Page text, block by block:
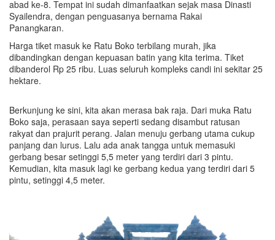
abad ke-8. Tempat ini sudah dimanfaatkan sejak masa Dinasti
Syailendra, dengan penguasanya bernama Rakai
Panangkaran.
Harga tiket masuk ke Ratu Boko terbilang murah, jika
dibandingkan dengan kepuasan batin yang kita terima. Tiket
dibanderol Rp 25 ribu. Luas seluruh kompleks candi ini sekitar 25
hektare.
Berkunjung ke sini, kita akan merasa bak raja. Dari muka Ratu
Boko saja, perasaan saya seperti sedang disambut ratusan
rakyat dan prajurit perang. Jalan menuju gerbang utama cukup
panjang dan lurus. Lalu ada anak tangga untuk memasuki
gerbang besar setinggi 5,5 meter yang terdiri dari 3 pintu.
Kemudian, kita masuk lagi ke gerbang kedua yang terdiri dari 5
pintu, setinggi 4,5 meter.